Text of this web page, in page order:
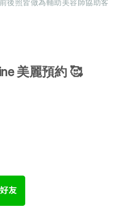
後照皆做為輔助美容師協助客
美麗預約 🥰